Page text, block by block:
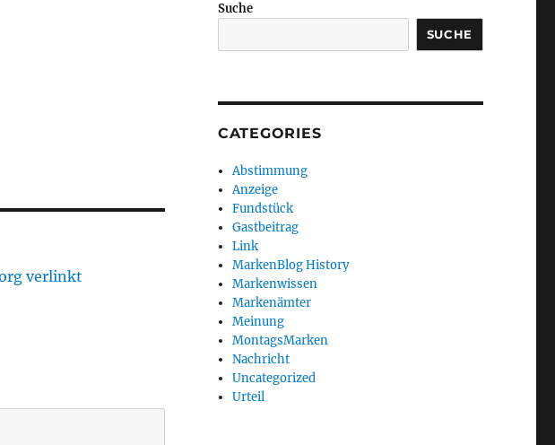
verlinkt
Suche
SUCHE
CATEGORIES
Abstimmung
Anzeige
Fundstück
Gastbeitrag
Link
MarkenBlog History
Markenwissen
Markenämter
Meinung
MontagsMarken
Nachricht
Uncategorized
Urteil